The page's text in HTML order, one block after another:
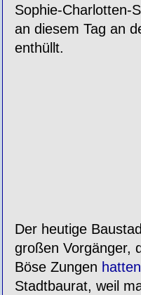
Sophie-Charlotten-
an diesem Tag an
enthüllt.
Der heutige
großen Vorgänger,
Böse Zungen
Stadtbaurat, weil